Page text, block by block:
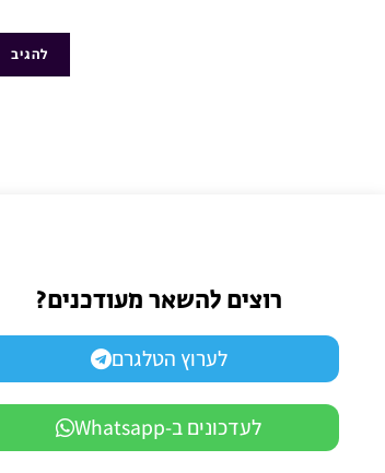
רוצים להשאר מעודכנים?
לערוץ הטלגרם
לעדכונים ב-Whatsapp